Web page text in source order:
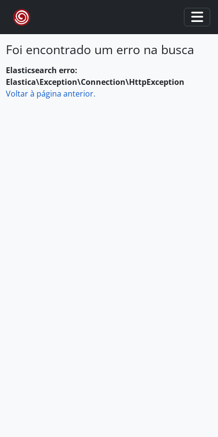
Skip to main content
Foi encontrado um erro na busca
Elasticsearch erro:
Elastica\Exception\Connection\HttpException
Voltar à página anterior.